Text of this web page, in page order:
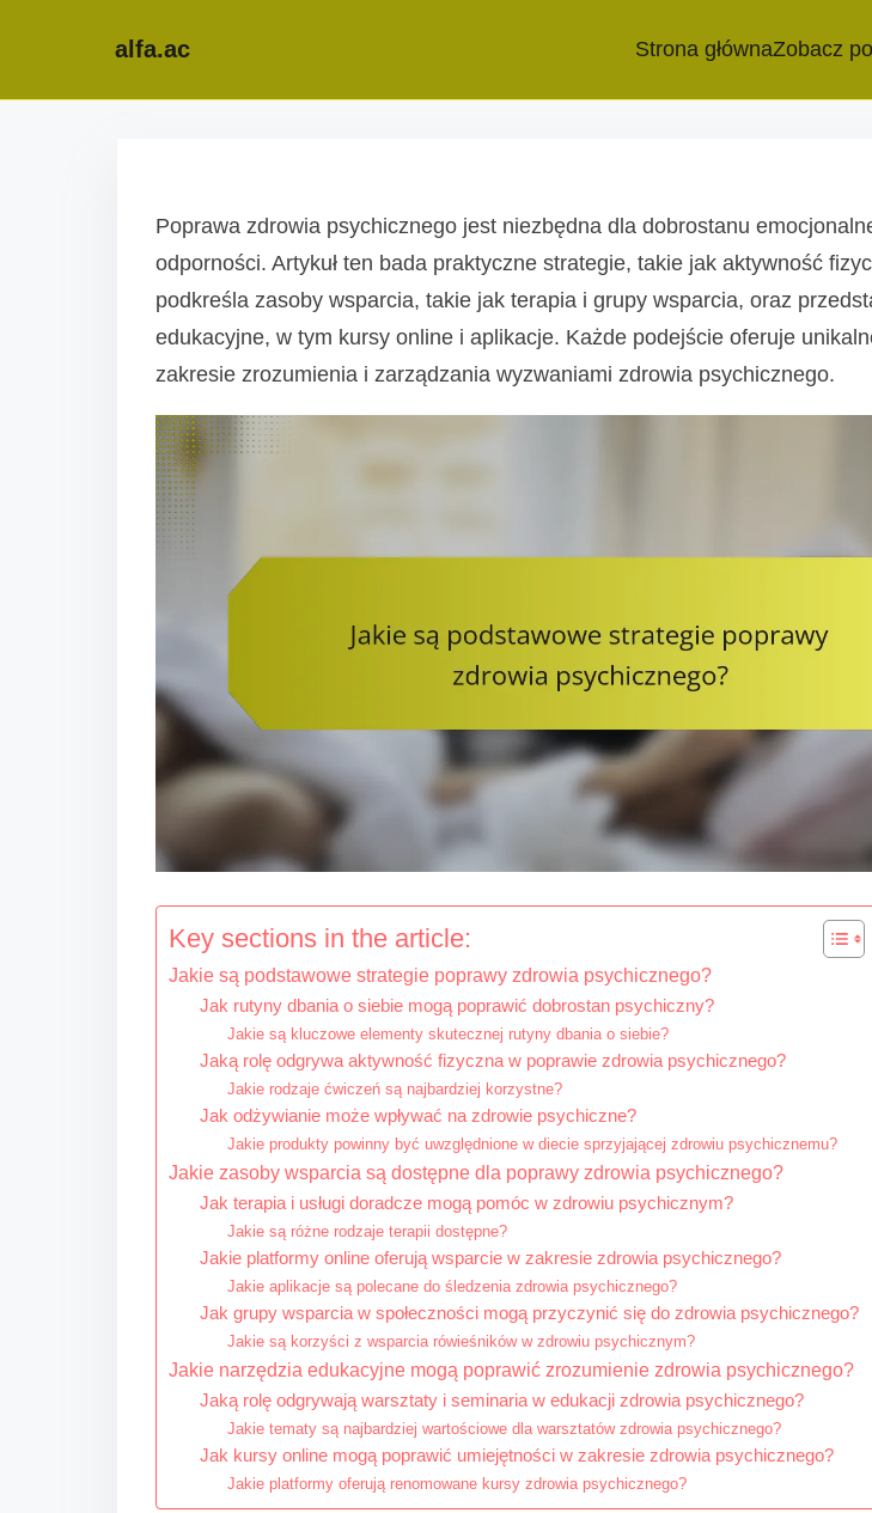
alfa.ac Strona głównaZobacz
Poprawa zdrowia psychicznego jest niezbędna dla dobrostanu
odporności. Artykuł ten bada praktyczne strategie, takie jak aktywność
podkreśla zasoby wsparcia, takie jak terapia i grupy wsparcia, oraz
edukacyjne, w tym kursy online i aplikacje. Każde podejście oferuje
zakresie zrozumienia i zarządzania wyzwaniami zdrowia psychicznego.
Key sections in the article:
Jakie są podstawowe strategie poprawy zdrowia psychicznego?
Jak rutyny dbania o siebie mogą poprawić dobrostan psychiczny?
Jakie są kluczowe elementy skutecznej rutyny dbania o siebie?
Jaką rolę odgrywa aktywność fizyczna w poprawie zdrowia psychicznego?
Jakie rodzaje ćwiczeń są najbardziej korzystne?
Jak odżywianie może wpływać na zdrowie psychiczne?
Jakie produkty powinny być uwzględnione w diecie sprzyjającej zdrowiu psychicznemu?
Jakie zasoby wsparcia są dostępne dla poprawy zdrowia psychicznego?
Jak terapia i usługi doradcze mogą pomóc w zdrowiu psychicznym?
Jakie są różne rodzaje terapii dostępne?
Jakie platformy online oferują wsparcie w zakresie zdrowia psychicznego?
Jakie aplikacje są polecane do śledzenia zdrowia psychicznego?
Jak grupy wsparcia w społeczności mogą przyczynić się do zdrowia psychicznego?
Jakie są korzyści z wsparcia rówieśników w zdrowiu psychicznym?
Jakie narzędzia edukacyjne mogą poprawić zrozumienie zdrowia psychicznego?
Jaką rolę odgrywają warsztaty i seminaria w edukacji zdrowia psychicznego?
Jakie tematy są najbardziej wartościowe dla warsztatów zdrowia psychicznego?
Jak kursy online mogą poprawić umiejętności w zakresie zdrowia psychicznego?
Jakie platformy oferują renomowane kursy zdrowia psychicznego?